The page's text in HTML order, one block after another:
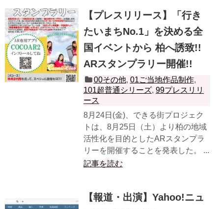
【プレスリリース】「行き
たいまちNo.1」を決める全
国イベントから 柏へ誘致!!
ARスタンプラリー開催!!
00その他, 01ご当地作品制作,
101超普通シリーズ, 99プレスリリ
ース
8月24日(金)、できる街プロジェク
トは、8月25日（土）より柏の地域
活性化を目的としたARスタンプラ
リーを開催することを発表した。 ...
記事を読む
【報道・出演】Yahoo!ニュ